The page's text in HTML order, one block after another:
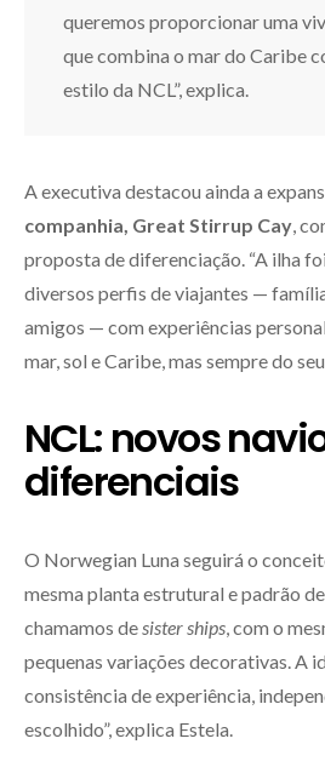
queremos proporcionar uma
que combina o mar do Caribe
estilo da NCL”, explica.
A executiva destacou ainda a
companhia, Great Stirrup Cay ,
proposta de diferenciação. “A ilha
diversos perfis de viajantes —
amigos — com experiências
mar, sol e Caribe, mas sempre do
NCL: novos
diferenciais
O Norwegian Luna seguirá o
mesma planta estrutural e padrão
chamamos de sister ships , com o
pequenas variações decorativas. A
consistência de experiência,
escolhido”, explica Estela.